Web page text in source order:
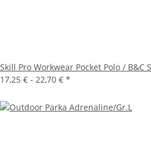
Skill Pro Workwear Pocket Polo / B&C
17,25 € - 22,70 € *